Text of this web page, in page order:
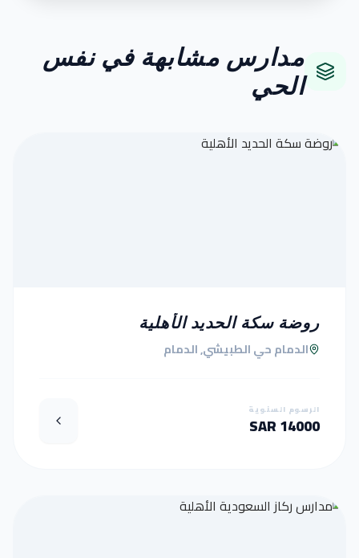
مدارس مشابهة في نفس
الحي
روضة سكة الحديد الأهلية
الدمام حي الطبيشي, الدمام
الرسوم السنوية
14000 SAR